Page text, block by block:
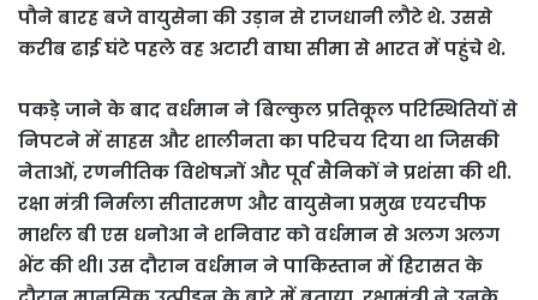
पौने बारह बजे वायुसेना की उड़ान से राजधानी लौटे थे. उससे
करीब ढाई घंटे पहले वह अटारी वाघा सीमा से भारत में पहुंचे थे.
पकड़े जाने के बाद वर्धमान ने बिल्कुल प्रतिकूल परिस्थितियों से
निपटने में साहस और शालीनता का परिचय दिया था जिसकी
नेताओं, रणनीतिक विशेषज्ञों और पूर्व सैनिकों ने प्रशंसा की थी.
रक्षा मंत्री निर्मला सीतारमण और वायुसेना प्रमुख एयरचीफ
मार्शल बी एस धनोआ ने शनिवार को वर्धमान से अलग अलग
भेंट की थी। उस दौरान वर्धमान ने पाकिस्तान में हिरासत के